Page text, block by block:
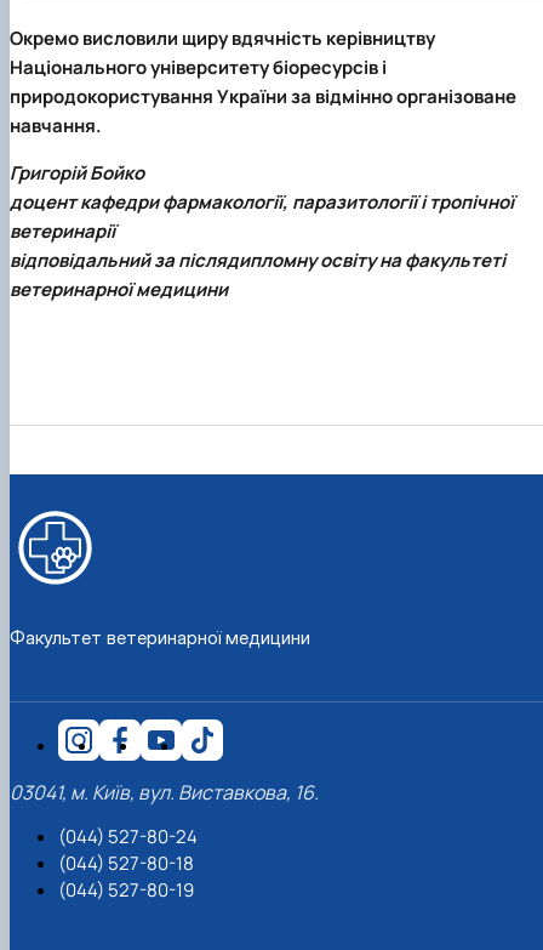
Окремо висловили щиру вдячність керівництву
Національного університету біоресурсів і
природокористування України за відмінно організоване
навчання.
Григорій Бойко
доцент кафедри фармакології, паразитології і тропічної
ветеринарії
відповідальний за післядипломну освіту на факультеті
ветеринарної медицини
Факультет ветеринарної медицини
03041, м. Київ, вул. Виставкова, 16.
(044) 527-80-24
(044) 527-80-18
(044) 527-80-19